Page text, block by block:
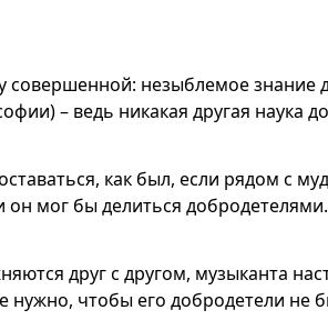
незыблемое знание
– ведь никакая другая наука
как был, если рядом с
он мог бы делиться
друг с другом, музыканта
нужно, чтобы его добродетели не